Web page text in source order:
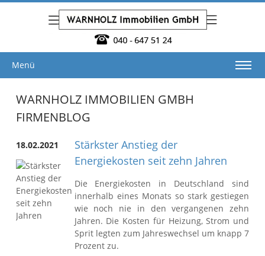
Menü
WARNHOLZ IMMOBILIEN GMBH
FIRMENBLOG
18.02.2021
Stärkster Anstieg der
Energiekosten seit zehn Jahren
Die Energiekosten in Deutschland sind
innerhalb eines Monats so stark gestiegen
wie noch nie in den vergangenen zehn
Jahren. Die Kosten für Heizung, Strom und
Sprit legten zum Jahreswechsel um knapp 7
Prozent zu.